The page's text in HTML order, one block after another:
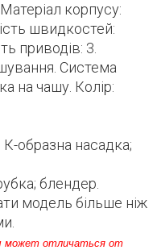
корпусу:
швидкостей:
приводів: 3.
Система
на чашу. Колір:
образна насадка;
блендер.
модель більше ніж
может отличаться от